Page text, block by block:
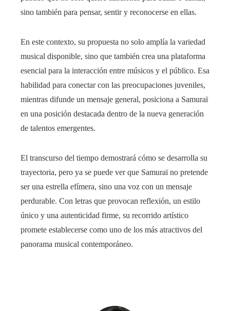
sino también para pensar, sentir y reconocerse en ellas.
En este contexto, su propuesta no solo amplía la variedad
musical disponible, sino que también crea una plataforma
esencial para la interacción entre músicos y el público. Esa
habilidad para conectar con las preocupaciones juveniles,
mientras difunde un mensaje general, posiciona a Samuraï
en una posición destacada dentro de la nueva generación
de talentos emergentes.
El transcurso del tiempo demostrará cómo se desarrolla su
trayectoria, pero ya se puede ver que Samuraï no pretende
ser una estrella efímera, sino una voz con un mensaje
perdurable. Con letras que provocan reflexión, un estilo
único y una autenticidad firme, su recorrido artístico
promete establecerse como uno de los más atractivos del
panorama musical contemporáneo.